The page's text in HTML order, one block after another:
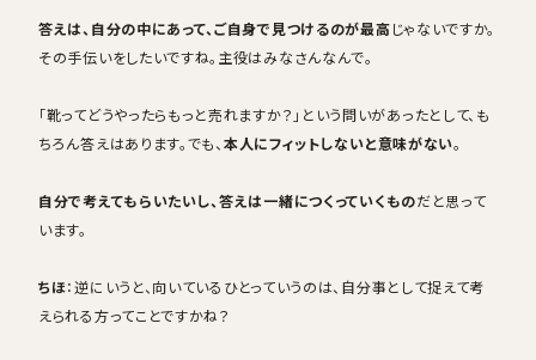
答えは、自分の中にあって、ご自身で見つけるのが最高じゃないですか。
その手伝いをしたいですね。主役はみなさんなんで。
「靴ってどうやったらもっと売れますか？」という問いがあったとして、も
ちろん答えはあります。でも、 本人にフィットしないと意味がない。
自分で考えてもらいたいし、答えは一緒につくっていくものだと思って
います。
ちほ：逆にいうと、向いているひとっていうのは、自分事として捉えて考
えられる方ってことですかね？